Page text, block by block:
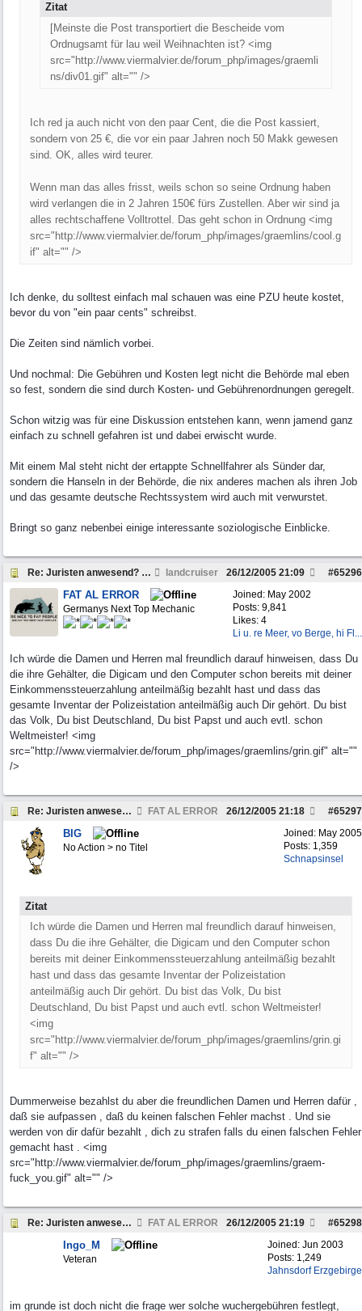
Zitat
[Meinste die Post transportiert die Bescheide vom
Ordnugsamt für lau weil Weihnachten ist? <img
src="http://www.viermalvier.de/forum_php/images/graemli
ns/div01.gif" alt="" />
Ich red ja auch nicht von den paar Cent, die die Post kassiert,
sondern von 25 €, die vor ein paar Jahren noch 50 Makk gewesen
sind. OK, alles wird teurer.
Wenn man das alles frisst, weils schon so seine Ordnung haben
wird verlangen die in 2 Jahren 150€ fürs Zustellen. Aber wir sind ja
alles rechtschaffene Volltrottel. Das geht schon in Ordnung <img
src="http://www.viermalvier.de/forum_php/images/graemlins/cool.g
if" alt="" />
Ich denke, du solltest einfach mal schauen was eine PZU heute kostet,
bevor du von "ein paar cents" schreibst.
Die Zeiten sind nämlich vorbei.
Und nochmal: Die Gebühren und Kosten legt nicht die Behörde mal eben
so fest, sondern die sind durch Kosten- und Gebührenordnungen geregelt.
Schon witzig was für eine Diskussion entstehen kann, wenn jamend ganz
einfach zu schnell gefahren ist und dabei erwischt wurde.
Mit einem Mal steht nicht der ertappte Schnellfahrer als Sünder dar,
sondern die Hanseln in der Behörde, die nix anderes machen als ihren Job
und das gesamte deutsche Rechtssystem wird auch mit verwurstet.
Bringt so ganz nebenbei einige interessante soziologische Einblicke.
Re: Juristen anwesend? Frage zu Strafzettel landcruiser #65296
26/12/2005 21:09
Joined: May 2002
Posts: 9,841
Likes: 4
Li u. re Meer, vo Berge, hi Fl...
FAT AL ERROR
Germanys Next Top Mechanic
Ich würde die Damen und Herren mal freundlich darauf hinweisen, dass Du
die ihre Gehälter, die Digicam und den Computer schon bereits mit deiner
Einkommenssteuerzahlung anteilmäßig bezahlt hast und dass das
gesamte Inventar der Polizeistation anteilmäßig auch Dir gehört. Du bist
das Volk, Du bist Deutschland, Du bist Papst und auch evtl. schon
Weltmeister! <img
src="http://www.viermalvier.de/forum_php/images/graemlins/grin.gif" alt=""
/>
Re: Juristen anwesend? Frage zu Strafzettel FAT AL ERROR #65297
26/12/2005 21:18
Joined: May 2005
Posts: 1,359
Schnapsinsel
BIG
No Action > no Titel
Zitat
Ich würde die Damen und Herren mal freundlich darauf hinweisen,
dass Du die ihre Gehälter, die Digicam und den Computer schon
bereits mit deiner Einkommenssteuerzahlung anteilmäßig bezahlt
hast und dass das gesamte Inventar der Polizeistation
anteilmäßig auch Dir gehört. Du bist das Volk, Du bist
Deutschland, Du bist Papst und auch evtl. schon Weltmeister!
<img
src="http://www.viermalvier.de/forum_php/images/graemlins/grin.gi
f" alt="" />
Dummerweise bezahlst du aber die freundlichen Damen und Herren dafür ,
daß sie aufpassen , daß du keinen falschen Fehler machst . Und sie
werden von dir dafür bezahlt , dich zu strafen falls du einen falschen Fehler
gemacht hast . <img
src="http://www.viermalvier.de/forum_php/images/graemlins/graem-
fuck_you.gif" alt="" />
Re: Juristen anwesend? Frage zu Strafzettel FAT AL ERROR #65298
26/12/2005 21:19
Joined: Jun 2003
Posts: 1,249
Jahnsdorf Erzgebirge
Ingo_M
Veteran
im grunde ist doch nicht die frage wer solche wuchergebühren festlegt,